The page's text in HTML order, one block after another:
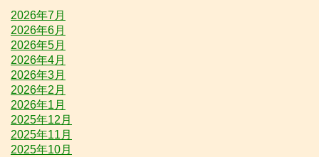
2026年7月
2026年6月
2026年5月
2026年4月
2026年3月
2026年2月
2026年1月
2025年12月
2025年11月
2025年10月